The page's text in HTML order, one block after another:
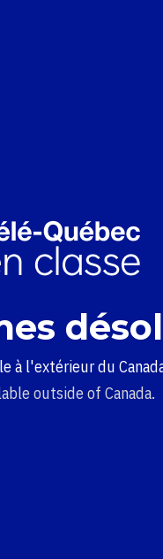
à l'extérieur du
outside of Canada.